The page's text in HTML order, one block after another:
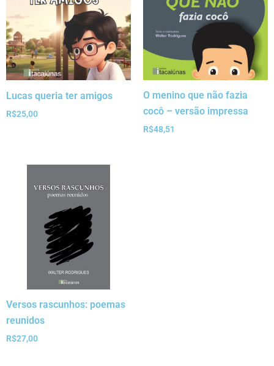
Lucas queria ter amigos
R$25,00
O menino que não fazia
cocô – versão impressa
R$48,51
Versos rascunhos: poemas
reunidos
R$27,00